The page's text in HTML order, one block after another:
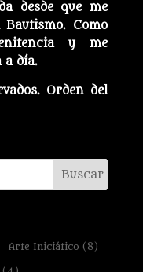
desde que me
Como
y me
a día.
Orden del
Arte Iniciático (8)